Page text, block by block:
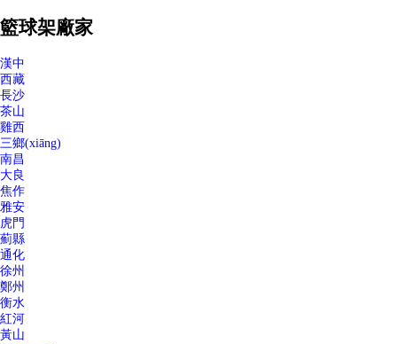
籃球架廠家
漢中
西藏
長沙
茶山
雞西
三鄉(xiāng)
南昌
大良
焦作
雅安
虎門
薊縣
通化
徐州
鄭州
衡水
紅河
黃山